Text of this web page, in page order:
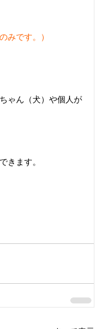
みです。）
ゃん（犬）や個人が
きます。